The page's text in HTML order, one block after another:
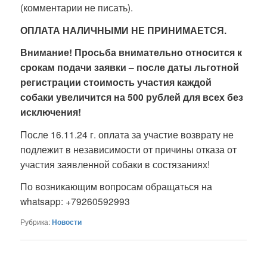
(комментарии не писать).
ОПЛАТА НАЛИЧНЫМИ НЕ ПРИНИМАЕТСЯ.
Внимание! Просьба внимательно относится к
срокам подачи заявки – после даты льготной
регистрации стоимость участия каждой
собаки увеличится на 500 рублей для всех без
исключения!
После 16.11.24 г. оплата за участие возврату не
подлежит в независимости от причины отказа от
участия заявленной собаки в состязаниях!
По возникающим вопросам обращаться на
whatsapp: +79260592993
Рубрика:Новости